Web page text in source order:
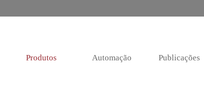
Produtos Automação Publicações